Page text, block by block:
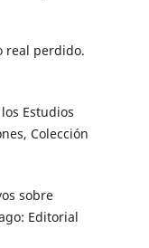
real perdido.
Estudios
Colección
sobre
Editorial